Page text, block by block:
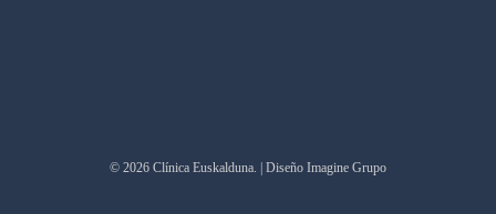
© 2026 Clínica Euskalduna. | Diseño Imagine Grupo